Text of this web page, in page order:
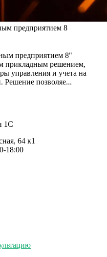
предприятием 8
предприятием 8"
прикладным решением,
управления и учета на
Решение позволяе...
1С
64 к1
18:00